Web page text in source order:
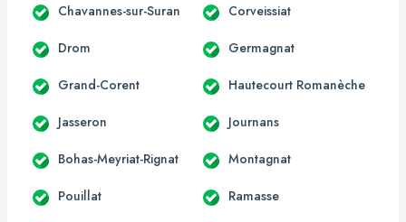
Chavannes-sur-Suran Corveissiat
Drom Germagnat
Grand-Corent Hautecourt Romanèche
Jasseron Journans
Bohas-Meyriat-Rignat Montagnat
Pouillat Ramasse